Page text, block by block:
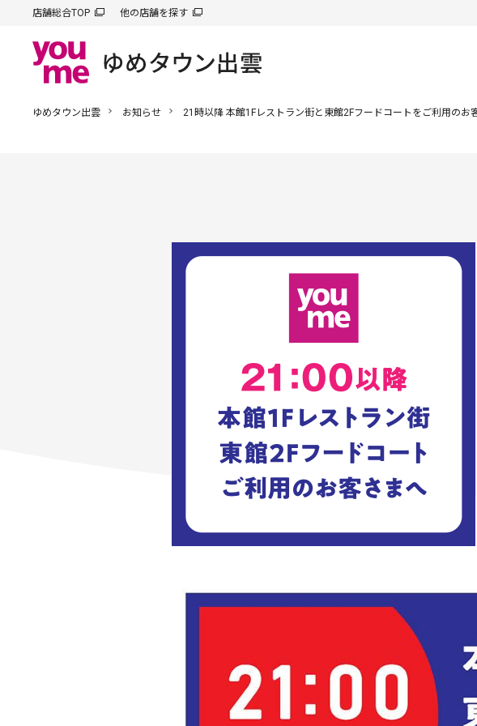
店舗総合TOP 他の店舗を探す
ゆめタウン出雲 お知らせ 21時以降 本館1Fレストラン街と東館2Fフードコートをご利用のお